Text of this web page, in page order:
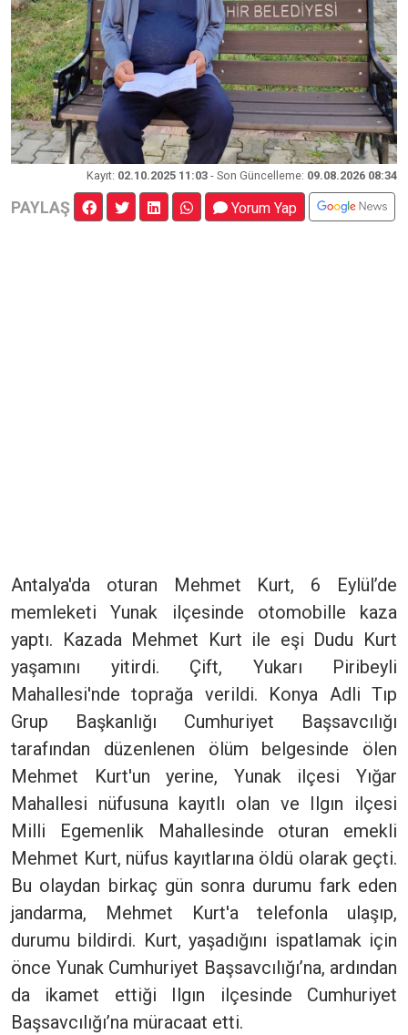
Kayıt: 02.10.2025 11:03 - Son Güncelleme: 09.08.2026 08:34
PAYLAŞ Yorum Yap
Antalya'da oturan Mehmet Kurt, 6 Eylül’de
memleketi Yunak ilçesinde otomobille kaza
yaptı. Kazada Mehmet Kurt ile eşi Dudu Kurt
yaşamını yitirdi. Çift, Yukarı Piribeyli
Mahallesi'nde toprağa verildi. Konya Adli Tıp
Grup Başkanlığı Cumhuriyet Başsavcılığı
tarafından düzenlenen ölüm belgesinde ölen
Mehmet Kurt'un yerine, Yunak ilçesi Yığar
Mahallesi nüfusuna kayıtlı olan ve Ilgın ilçesi
Milli Egemenlik Mahallesinde oturan emekli
Mehmet Kurt, nüfus kayıtlarına öldü olarak geçti.
Bu olaydan birkaç gün sonra durumu fark eden
jandarma, Mehmet Kurt'a telefonla ulaşıp,
durumu bildirdi. Kurt, yaşadığını ispatlamak için
önce Yunak Cumhuriyet Başsavcılığı’na, ardından
da ikamet ettiği Ilgın ilçesinde Cumhuriyet
Başsavcılığı’na müracaat etti.